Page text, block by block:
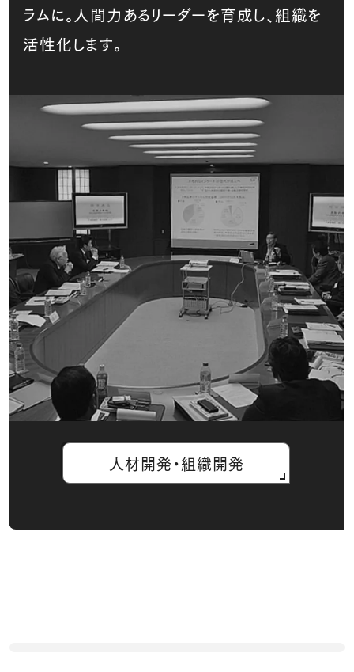
ラムに。人間力あるリーダーを育成し、組織を
活性化します。
人材開発・組織開発